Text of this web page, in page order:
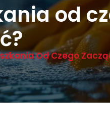
od
Od Czego